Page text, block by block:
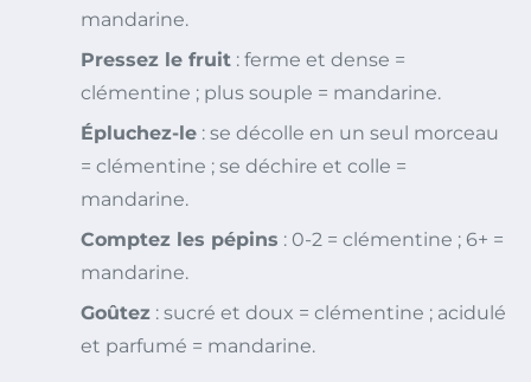
mandarine.
Pressez le fruit : ferme et dense =
clémentine ; plus souple = mandarine.
Épluchez-le : se décolle en un seul morceau
= clémentine ; se déchire et colle =
mandarine.
Comptez les pépins : 0-2 = clémentine ; 6+ =
mandarine.
Goûtez : sucré et doux = clémentine ; acidulé
et parfumé = mandarine.